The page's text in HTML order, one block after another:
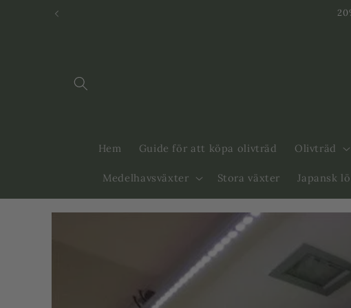
Svenska
Hem Guide för att köpa olivträd Olivträd
Medelhavsväxter Stora växter Japansk